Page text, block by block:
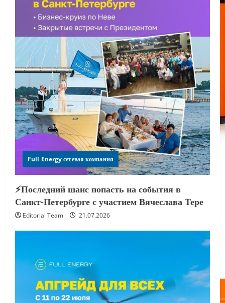
Full Energy сетевая компания
⚡️Последний шанс попасть на события в
Санкт-Петербурге с участием Вячеслава Тере
Editorial Team 21.07.2026